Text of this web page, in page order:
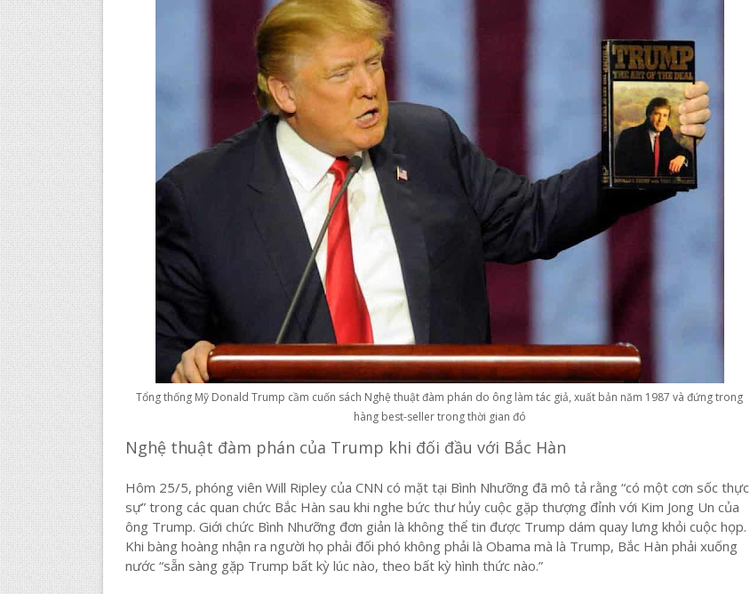
Tổng thống Mỹ Donald Trump cầm cuốn sách Nghệ thuật đàm phán do ông làm tác giả, xuất bản năm 1987 và đứng trong
hàng best-seller trong thời gian đó
Nghệ thuật đàm phán của Trump khi đối đầu với Bắc Hàn
Hôm 25/5, phóng viên Will Ripley của CNN có mặt tại Bình Nhưỡng đã mô tả rằng “có một cơn sốc thực
sự” trong các quan chức Bắc Hàn sau khi nghe bức thư hủy cuộc gặp thượng đỉnh với Kim Jong Un của
ông Trump. Giới chức Bình Nhưỡng đơn giản là không thể tin được Trump dám quay lưng khỏi cuộc họp.
Khi bàng hoàng nhận ra người họ phải đối phó không phải là Obama mà là Trump, Bắc Hàn phải xuống
nước “sẵn sàng gặp Trump bất kỳ lúc nào, theo bất kỳ hình thức nào.”